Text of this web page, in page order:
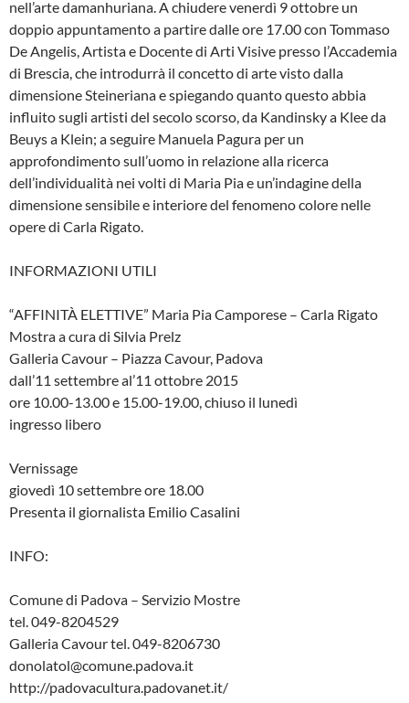
nell’arte damanhuriana. A chiudere venerdì 9 ottobre un
doppio appuntamento a partire dalle ore 17.00 con Tommaso
De Angelis, Artista e Docente di Arti Visive presso l’Accademia
di Brescia, che introdurrà il concetto di arte visto dalla
dimensione Steineriana e spiegando quanto questo abbia
influito sugli artisti del secolo scorso, da Kandinsky a Klee da
Beuys a Klein; a seguire Manuela Pagura per un
approfondimento sull’uomo in relazione alla ricerca
dell’individualità nei volti di Maria Pia e un’indagine della
dimensione sensibile e interiore del fenomeno colore nelle
opere di Carla Rigato.
INFORMAZIONI UTILI
“AFFINITÀ ELETTIVE” Maria Pia Camporese – Carla Rigato
Mostra a cura di Silvia Prelz
Galleria Cavour – Piazza Cavour, Padova
dall’11 settembre al’11 ottobre 2015
ore 10.00-13.00 e 15.00-19.00, chiuso il lunedì
ingresso libero
Vernissage
giovedì 10 settembre ore 18.00
Presenta il giornalista Emilio Casalini
INFO:
Comune di Padova – Servizio Mostre
tel. 049-8204529
Galleria Cavour tel. 049-8206730
donolatol@comune.padova.it
http://padovacultura.padovanet.it/